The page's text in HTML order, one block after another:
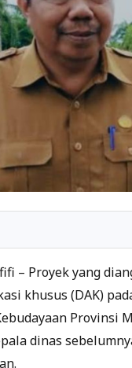
– Proyek yang
khusus (DAK)
Provinsi
dinas